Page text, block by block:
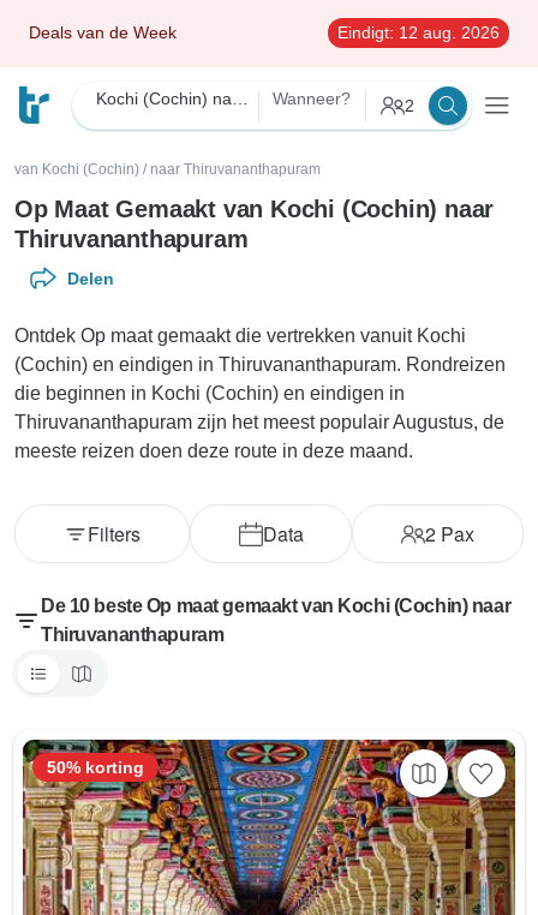
Deals van de Week Eindigt: 12 aug. 2026
Wanneer? 2
van Kochi (Cochin) / naar Thiruvananthapuram
Op Maat Gemaakt van Kochi (Cochin) naar
Thiruvananthapuram
Delen
Ontdek Op maat gemaakt die vertrekken vanuit Kochi
(Cochin) en eindigen in Thiruvananthapuram. Rondreizen
die beginnen in Kochi (Cochin) en eindigen in
Thiruvananthapuram zijn het meest populair Augustus, de
meeste reizen doen deze route in deze maand.
Data 2 Pax
Filters
De 10 beste Op maat gemaakt van Kochi (Cochin) naar
Thiruvananthapuram
50% korting